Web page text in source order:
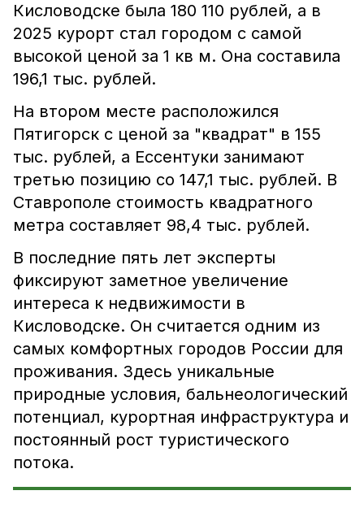
Кисловодске была 180 110 рублей, а в
2025 курорт стал городом с самой
высокой ценой за 1 кв м. Она составила
196,1 тыс. рублей.
На втором месте расположился
Пятигорск с ценой за "квадрат" в 155
тыс. рублей, а Ессентуки занимают
третью позицию со 147,1 тыс. рублей. В
Ставрополе стоимость квадратного
метра составляет 98,4 тыс. рублей.
В последние пять лет эксперты
фиксируют заметное увеличение
интереса к недвижимости в
Кисловодске. Он считается одним из
самых комфортных городов России для
проживания. Здесь уникальные
природные условия, бальнеологический
потенциал, курортная инфраструктура и
постоянный рост туристического
потока.